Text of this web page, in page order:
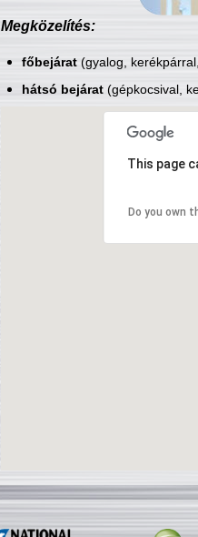
Megközelítés:
főbejárat(gyalog,
hátsó bejárat(gépkocsival,
This page
Do you own